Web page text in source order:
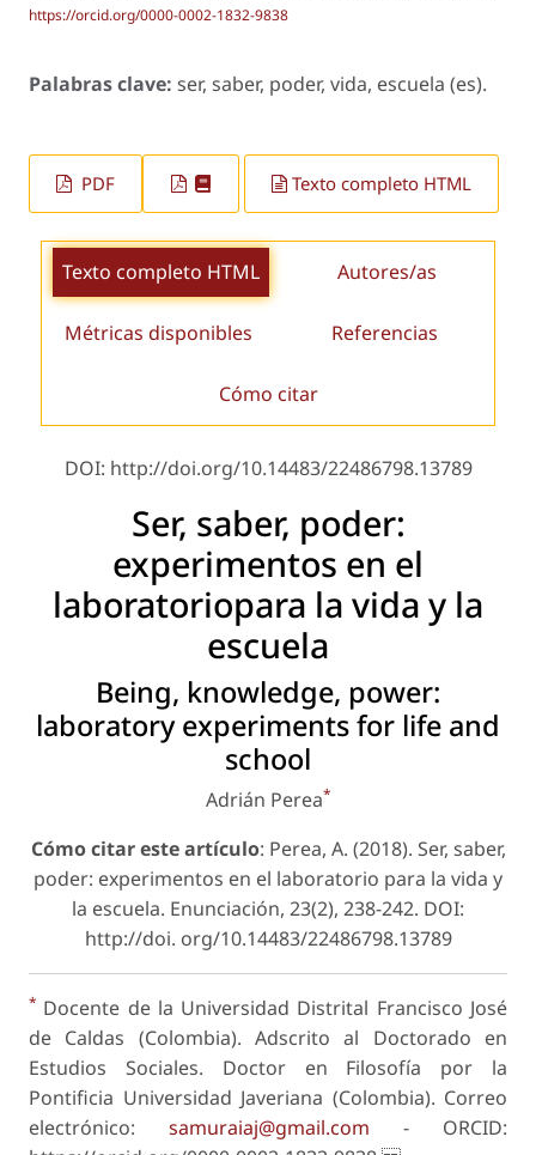
https://orcid.org/0000-0002-1832-9838
Palabras clave: ser, saber, poder, vida, escuela (es).
PDF Texto completo HTML
Texto completo HTML Autores/as
Métricas disponibles Referencias
Cómo citar
DOI: http://doi.org/10.14483/22486798.13789
Ser, saber, poder:
experimentos en el
laboratoriopara la vida y la
escuela
Being, knowledge, power:
laboratory experiments for life and
school
Adrián Perea*
Cómo citar este artículo: Perea, A. (2018). Ser, saber,
poder: experimentos en el laboratorio para la vida y
la escuela. Enunciación, 23(2), 238-242. DOI:
http://doi. org/10.14483/22486798.13789
* Docente de la Universidad Distrital Francisco José
de Caldas (Colombia). Adscrito al Doctorado en
Estudios Sociales. Doctor en Filosofía por la
Pontificia Universidad Javeriana (Colombia). Correo
electrónico: samuraiaj@gmail.com - ORCID: